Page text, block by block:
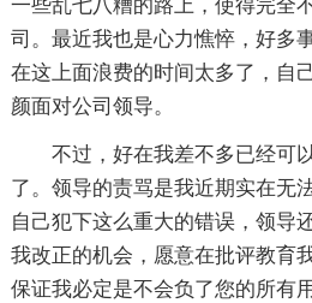
一些乱七八糟的路上，使得完全
司。最近我也是心力憔悴，好多
在这上面浪费的时间太多了，自
颜面对公司领导。
不过，好在我差不多已经可
了。领导的责骂是我近期实在无
自己犯下这么重大的错误，领导
我改正的机会，愿意在批评教育
保证我必定是不会负了您的所有